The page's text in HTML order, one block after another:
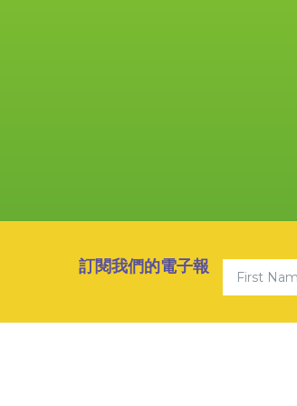
訂閱我們的電子報 First Name